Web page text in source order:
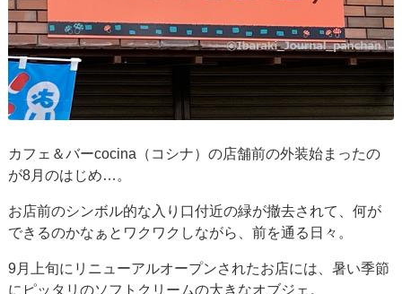
カフェ＆バーcocina（コシナ）の店舗前の外装始まったの
が8月のはじめ…。
お店前のシンボル的な入り口付近の緑が撤去されて、何が
できるのかなぁとワクワクしながら、前を通る日々。
9月上旬にリニューアルオープンされたお店には、暑い季節
にピッタリのソフトクリームの大きなオブジェ。